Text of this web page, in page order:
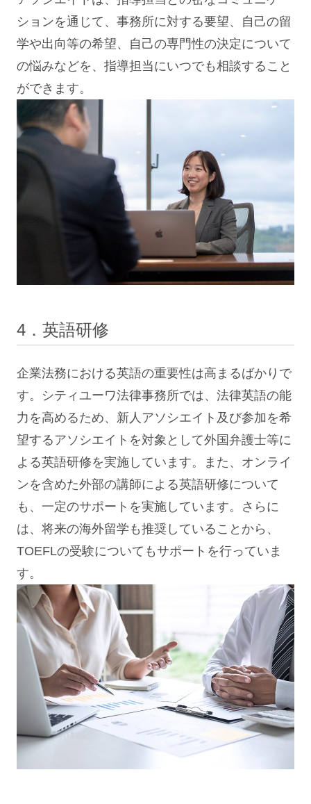
ションを通じて、事務所に対する要望、自己の留
学や出向等の希望、自己の専門性の決定について
の悩みなどを、指導担当にいつでも相談すること
ができます。
4．英語研修
企業法務における英語の重要性は高まるばかりで
す。シティユーワ法律事務所では、法律英語の能
力を高めるため、新人アソシエイト及び参加を希
望するアソシエイトを対象として外国弁護士等に
よる英語研修を実施しています。また、オンライ
ンを含めた外部の講師による英語研修について
も、一定のサポートを実施しています。さらに
は、将来の海外留学も推奨していることから、
TOEFLの受験についてもサポートを行っていま
す。